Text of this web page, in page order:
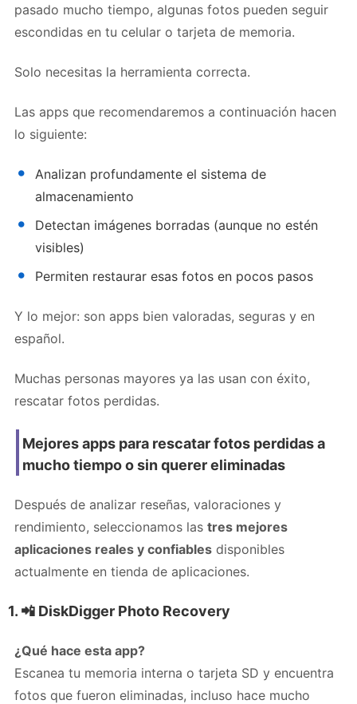
pasado mucho tiempo, algunas fotos pueden seguir
escondidas en tu celular o tarjeta de memoria.
Solo necesitas la herramienta correcta.
Las apps que recomendaremos a continuación hacen
lo siguiente:
Analizan profundamente el sistema de
almacenamiento
Detectan imágenes borradas (aunque no estén
visibles)
Permiten restaurar esas fotos en pocos pasos
Y lo mejor: son apps bien valoradas, seguras y en
español.
Muchas personas mayores ya las usan con éxito,
rescatar fotos perdidas.
Mejores apps para rescatar fotos perdidas a
mucho tiempo o sin querer eliminadas
Después de analizar reseñas, valoraciones y
rendimiento, seleccionamos las tres mejores
aplicaciones reales y confiables disponibles
actualmente en tienda de aplicaciones.
1. 📲 DiskDigger Photo Recovery
¿Qué hace esta app?
Escanea tu memoria interna o tarjeta SD y encuentra
fotos que fueron eliminadas, incluso hace mucho